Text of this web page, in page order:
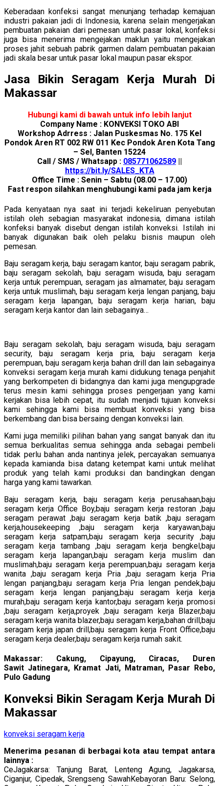
Keberadaan konfeksi sangat menunjang terhadap kemajuan
industri pakaian jadi di Indonesia, karena selain mengerjakan
pembuatan pakaian dari pemesan untuk pasar lokal, konfeksi
juga bisa menerima mengejakan maklun yaitu mengejakan
proses jahit sebuah pabrik garmen dalam pembuatan pakaian
jadi skala besar untuk pasar lokal maupun pasar ekspor.
Jasa Bikin Seragam Kerja Murah Di
Makassar
Hubungi kami di bawah untuk info lebih lanjut
Company Name : KONVEKSI TOKO ABI
Workshop Adrress : Jalan Puskesmas No. 175 Kel
Pondok Aren RT 002 RW 011 Kec Pondok Aren Kota Tang
– Sel, Banten 15224
Call / SMS / Whatsapp : 085771062589
https://bit.ly/SALES_KTA
Office Time : Senin – Sabtu (08.00 – 17.00)
Fast respon silahkan menghubungi kami pada jam kerja
Pada kenyataan nya saat ini terjadi kekeliruan penyebutan
istilah oleh sebagian masyarakat indonesia, dimana istilah
konfeksi banyak disebut dengan istilah konveksi. Istilah ini
banyak digunakan baik oleh pelaku bisnis maupun oleh
pemesan.
Baju seragam kerja, baju seragam kantor, baju seragam pabrik,
baju seragam sekolah, baju seragam wisuda, baju seragam
kerja untuk perempuan, seragam jas almamater, baju seragam
kerja untuk muslimah, baju seragam kerja lengan panjang, baju
seragam kerja lapangan, baju seragam kerja harian, baju
seragam kerja kantor dan lain sebagainya…
Baju seragam sekolah, baju seragam wisuda, baju seragam
security, baju seragam kerja pria, baju seragam kerja
perempuan, baju seragam kerja bahan drill dan lain sebagainya
konveksi seragam kerja murah kami didukung tenaga penjahit
yang berkompeten di bidangnya dan kami juga mengupgrade
terus mesin kami sehingga proses pengerjaan yang kami
kerjakan bisa lebih cepat, itu sudah menjadi tujuan konveksi
kami sehingga kami bisa membuat konveksi yang bisa
berkembang dan bisa bersaing dengan konveksi lain.
Kami juga memiliki pilihan bahan yang sangat banyak dan itu
semua berkualitas semua sehingga anda sebagai pembeli
tidak perlu bahan anda nantinya jelek, percayakan semuanya
kepada kamianda bisa datang ketempat kami untuk melihat
produk yang telah kami produksi dan bandingkan dengan
harga yang kami tawarkan.
Baju seragam kerja, baju seragam kerja perusahaan,baju
seragam kerja Office Boy,baju seragam kerja restoran ,baju
seragam perawat ,baju seragam kerja batik ,baju seragam
kerja,housekeeping ,baju seragam kerja karyawan,baju
seragam kerja satpam,baju seragam kerja security ,baju
seragam kerja tambang ,baju seragam kerja bengkel,baju
seragam kerja lapangan,baju seragam kerja muslim dan
muslimah,baju seragam kerja perempuan,baju seragam kerja
wanita ,baju seragam kerja Pria ,baju seragam kerja Pria
lengan panjang,baju seragam kerja Pria lengan pendek,baju
seragam kerja lengan panjang,baju seragam kerja kerja
murah,baju seragam kerja kantor,baju seragam kerja promosi
,baju seragam kerja,proyek ,baju seragam kerja Blazer,baju
seragam kerja wanita blazer,baju seragam kerja,bahan drill,baju
seragam kerja japan drill,baju seragam kerja Front Office,baju
seragam kerja dealer,baju seragam kerja rumah sakit.
Makassar: Cakung, Cipayung, Ciracas, Duren
Sawit Jatinegara, Kramat Jati, Matraman, Pasar Rebo,
Pulo Gadung
Konveksi Bikin Seragam Kerja Murah Di
Makassar
konveksi seragam kerja
Menerima pesanan di berbagai kota atau tempat antara
lainnya :
CeJagakarsa: Tanjung Barat, Lenteng Agung, Jagakarsa,
Ciganjur, Cipedak, Srengseng SawahKebayoran Baru: Selong,